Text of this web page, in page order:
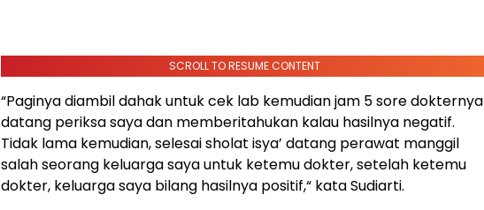
SCROLL TO RESUME CONTENT
“Paginya diambil dahak untuk cek lab kemudian jam 5 sore dokternya
datang periksa saya dan memberitahukan kalau hasilnya negatif.
Tidak lama kemudian, selesai sholat isya’ datang perawat manggil
salah seorang keluarga saya untuk ketemu dokter, setelah ketemu
dokter, keluarga saya bilang hasilnya positif,“ kata Sudiarti.